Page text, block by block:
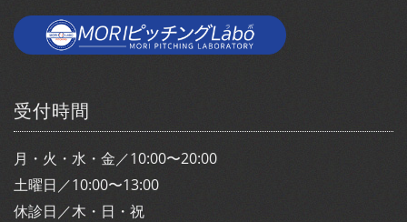
受付時間
月・火・水・金／10:00〜20:00
土曜日／10:00〜13:00
休診日／木・日・祝